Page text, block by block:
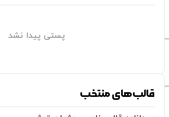
پستی پیدا نشد
قالب‌های منتخب